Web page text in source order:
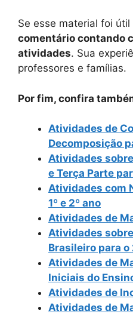
Se esse material foi útil
comentário contando
atividades. Sua
professores e famílias.
Por fim, confira
Atividades de
Decomposição
Atividades
e Terça Parte
Atividades com
1º e 2º ano
Atividades de
Atividades
Brasileiro para o
Atividades de
Iniciais do
Atividades de
Atividades de